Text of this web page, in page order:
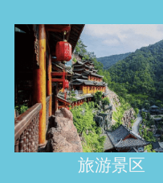
助力景区售
旅游景区